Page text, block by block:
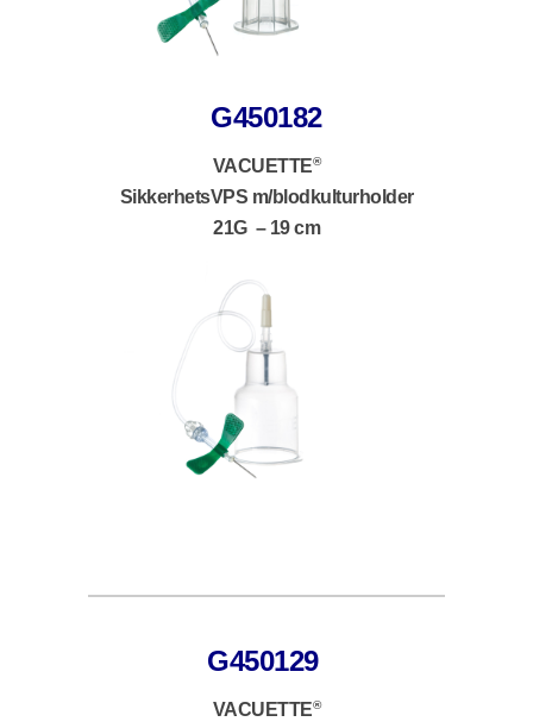
G450182
VACUETTE®
SikkerhetsVPS m/blodkulturholder
21G – 19 cm
G450129
VACUETTE®